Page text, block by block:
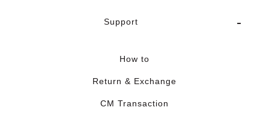
Support
How to
Return & Exchange
CM Transaction